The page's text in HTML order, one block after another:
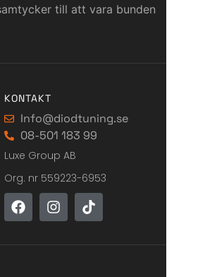
till att vara bunden
KONTAKT
Info@diodtuning.se
08-501 183 99
Luxe Group AB
Org. nr 559223-6953